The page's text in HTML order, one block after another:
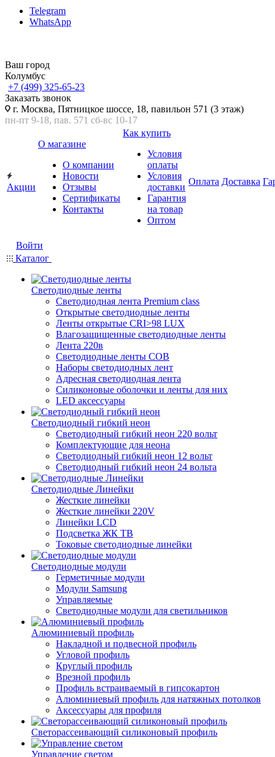
Telegram
WhatsApp
Ваш город
Колумбус
+7 (499) 325-65-23
Заказать звонок
г. Москва, Пятницкое шоссе, 18, павильон 571 (3 этаж)
пн-пт 9-18, пав. 571 сб-вс 10-17
Акции
О магазине
О компании
Новости
Отзывы
Сертификаты
Контакты
Как купить
Условия
оплаты
Условия
доставки
Гарантия
на товар
Оптом
Оплата Доставка
Войти
Каталог
Светодиодные ленты
Светодиодная лента Premium class
Открытые светодиодные ленты
Ленты открытые CRI>98 LUX
Влагозащищенные светодиодные ленты
Лента 220в
Светодиодные ленты COB
Наборы светодиодных лент
Адресная светодиодная лента
Силиконовые оболочки и ленты для них
LED аксессуары
Светодиодный гибкий неон
Светодиодный гибкий неон 220 вольт
Комплектующие для неона
Светодиодный гибкий неон 12 вольт
Светодиодный гибкий неон 24 вольта
Светодиодные Линейки
Жесткие линейки
Жесткие линейки 220V
Линейки LCD
Подсветка ЖК ТВ
Токовые светодиодные линейки
Светодиодные модули
Герметичные модули
Модули Samsung
Управляемые
Светодиодные модули для светильников
Алюминиевый профиль
Накладной и подвесной профиль
Угловой профиль
Круглый профиль
Врезной профиль
Профиль встраиваемый в гипсокартон
Алюминиевый профиль для натяжных потолков
Аксессуары для профиля
Светорассеивающий силиконовый профиль
Управление светом